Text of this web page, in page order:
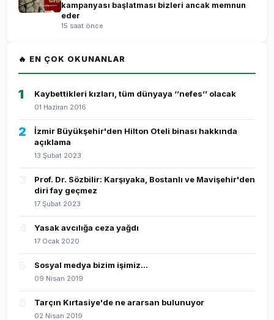
kampanyası başlatması bizleri ancak memnun
eder
15 saat önce
🔥 EN ÇOK OKUNANLAR
1 Kaybettikleri kızları, tüm dünyaya ‘’nefes’’ olacak
01 Haziran 2016
2
İzmir Büyükşehir'den Hilton Oteli binası hakkında
açıklama
13 Şubat 2023
Prof. Dr. Sözbilir: Karşıyaka, Bostanlı ve Mavişehir'den
diri fay geçmez
17 Şubat 2023
Yasak avcılığa ceza yağdı
17 Ocak 2020
Sosyal medya bizim işimiz...
09 Nisan 2019
Tarçın Kırtasiye'de ne ararsan bulunuyor
02 Nisan 2019